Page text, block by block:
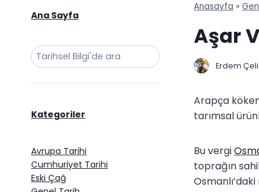
Anasayfa »
Aşar
Erdem
Arapça
tarımsal
Bu vergi
toprağın
Ana Sayfa
Ara
Kategoriler
Avrupa Tarihi
Cumhuriyet Tarihi
Eski Çağ